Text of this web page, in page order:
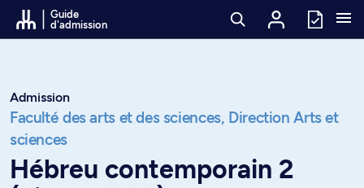
Passer au contenu
Guide
d'admission
Admission
Faculté des arts et des sciences, Direction Arts et
sciences
Hébreu contemporain 2